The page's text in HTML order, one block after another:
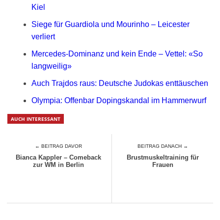
Kiel
Siege für Guardiola und Mourinho – Leicester
verliert
Mercedes-Dominanz und kein Ende – Vettel: «So
langweilig»
Auch Trajdos raus: Deutsche Judokas enttäuschen
Olympia: Offenbar Dopingskandal im Hammerwurf
AUCH INTERESSANT
← BEITRAG DAVOR
Bianca Kappler – Comeback
zur WM in Berlin
BEITRAG DANACH →
Brustmuskeltraining für
Frauen